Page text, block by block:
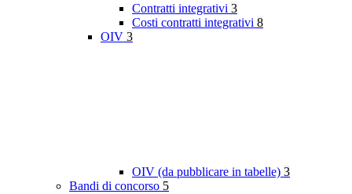
Contratti integrativi 3
Costi contratti integrativi 8
OIV 3
OIV (da pubblicare in tabelle) 3
Bandi di concorso 5